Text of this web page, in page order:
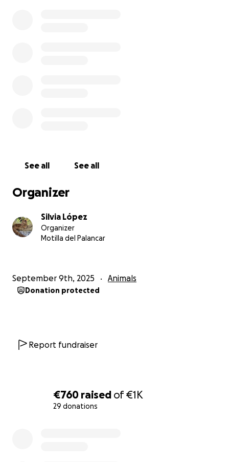
€760 raised of€1K
29 donations
See all See all
Organizer
Silvia López
Organizer
Motilla del Palancar
September 9th, 2025 Animals
Donation protected
Report fundraiser